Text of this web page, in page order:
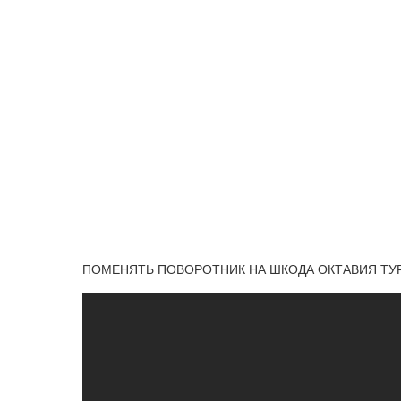
ПОМЕНЯТЬ ПОВОРОТНИК НА ШКОДА ОКТАВИЯ